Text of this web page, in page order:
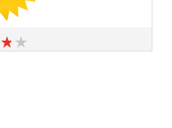
★★
★★